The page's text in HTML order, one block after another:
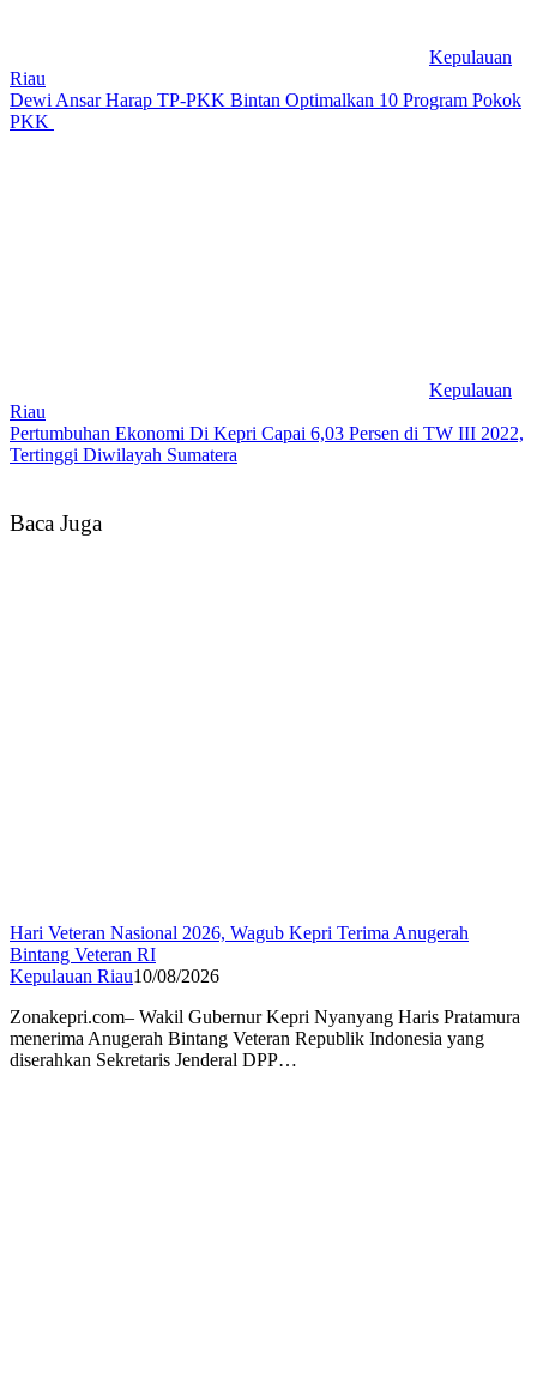
Kepulauan
Riau
Dewi Ansar Harap TP-PKK Bintan Optimalkan 10 Program Pokok
PKK
Kepulauan
Riau
Pertumbuhan Ekonomi Di Kepri Capai 6,03 Persen di TW III 2022,
Tertinggi Diwilayah Sumatera
Baca Juga
Hari Veteran Nasional 2026, Wagub Kepri Terima Anugerah
Bintang Veteran RI
Kepulauan Riau10/08/2026
Zonakepri.com– Wakil Gubernur Kepri Nyanyang Haris Pratamura
menerima Anugerah Bintang Veteran Republik Indonesia yang
diserahkan Sekretaris Jenderal DPP…